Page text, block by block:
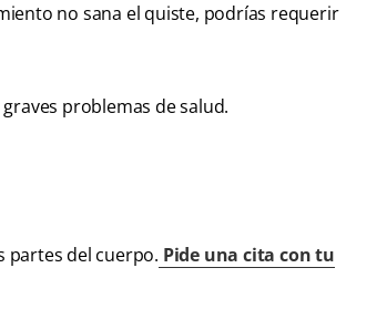
no sana el quiste, podrías requerir
problemas de salud.
partes del cuerpo. Pide una cita con tu